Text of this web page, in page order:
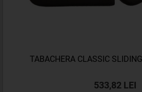
TABACHERA CLASSIC
533,82 LEI